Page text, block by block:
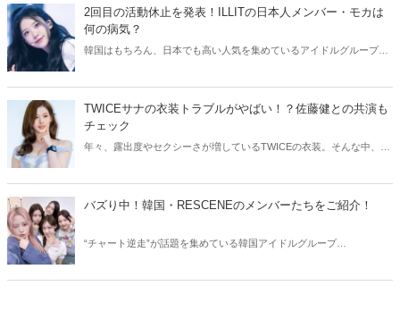
2回目の活動休止を発表！ILLITの日本人メンバー・モカは
何の病気？
韓国はもちろん、日本でも高い人気を集めているアイドルグループ・
TWICEサナの衣装トラブルがやばい！？佐藤健との共演も
チェック
年々、露出度やセクシーさが増しているTWICEの衣装。そんな中、
バズり中！韓国・RESCENEのメンバーたちをご紹介！
“チャート逆走”が話題を集めている韓国アイドルグループ